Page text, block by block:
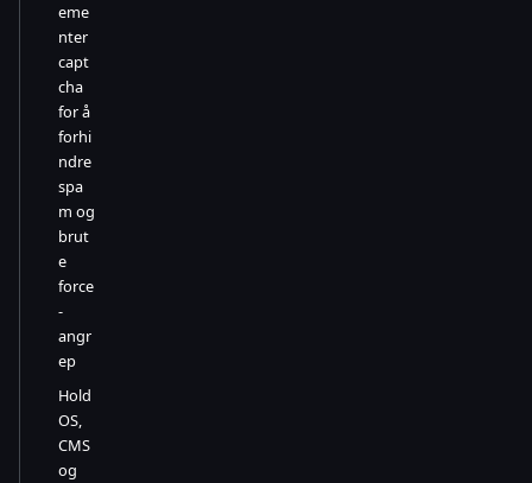
eme
nter
capt
cha
for å
forhi
ndre
spa
m og
brut
e
force
-
angr
ep
Hold
OS,
CMS
og